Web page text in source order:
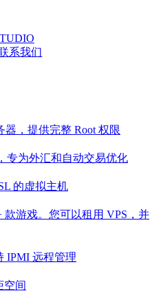
系我们
器，提供完整 Root 权限
专为外汇和自动交易优化
的虚拟主机
款游戏。您可以租用 VPS，并
IPMI 远程管理
空间